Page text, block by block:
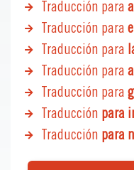
Traducción para
Traducción para
Traducción para
Traducción para
Traducción para
Traducción para
Traducción para